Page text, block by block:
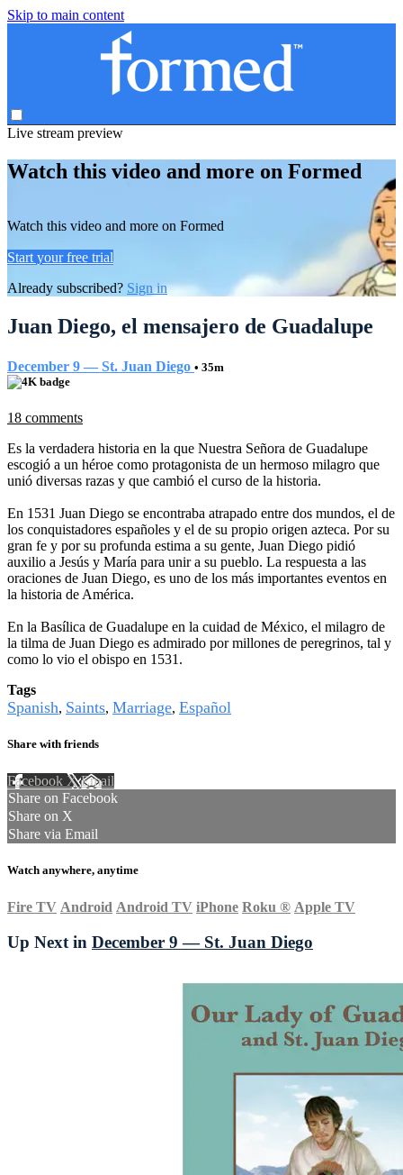
Skip to main content
Live stream preview
Watch this video and more on Formed
Watch this video and more on Formed
Start your free trial
Already subscribed? Sign in
Juan Diego, el mensajero de Guadalupe
December 9 — St. Juan Diego • 35m
18 comments
Es la verdadera historia en la que Nuestra Señora de Guadalupe
escogió a un héroe como protagonista de un hermoso milagro que
unió diversas razas y que cambió el curso de la historia.
En 1531 Juan Diego se encontraba atrapado entre dos mundos, el de
los conquistadores españoles y el de su propio origen azteca. Por su
gran fe y por su profunda estima a su gente, Juan Diego pidió
auxilio a Jesús y María para unir a su pueblo. La respuesta a las
oraciones de Juan Diego, es uno de los más importantes eventos en
la historia de América.
En la Basílica de Guadalupe en la cuidad de México, el milagro de
la tilma de Juan Diego es admirado por millones de peregrinos, tal y
como lo vio el obispo en 1531.
Tags
Spanish, Saints, Marriage, Español
Share with friends
Facebook XEmail
Share on Facebook
Share on X
Share via Email
Watch anywhere, anytime
Fire TV Android Android TV iPhone Roku ® Apple TV
Up Next in December 9 — St. Juan Diego